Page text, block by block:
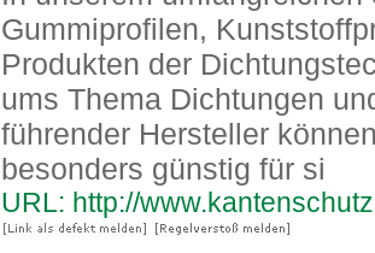
Gummiprofilen,
Produkten der
ums Thema Dichtungen
führender Hersteller
besonders günstig für si
URL: http://